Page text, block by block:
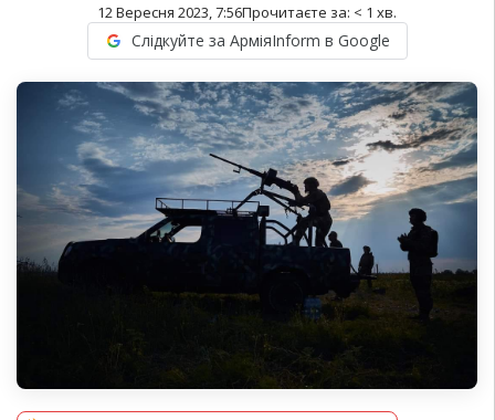
12 Вересня 2023, 7:56Прочитаєте за: < 1 хв.
Слідкуйте за АрміяInform в Google